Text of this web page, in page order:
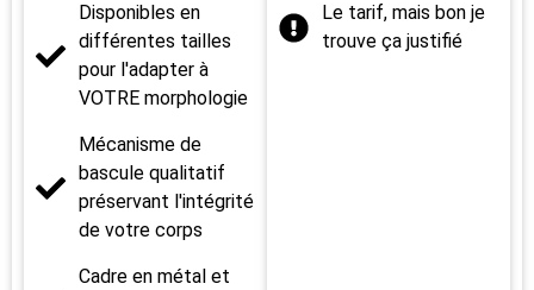
Disponibles en
différentes tailles
pour l'adapter à
VOTRE morphologie
Mécanisme de
bascule qualitatif
préservant l'intégrité
de votre corps
Cadre en métal et
Le tarif, mais bon je
trouve ça justifié